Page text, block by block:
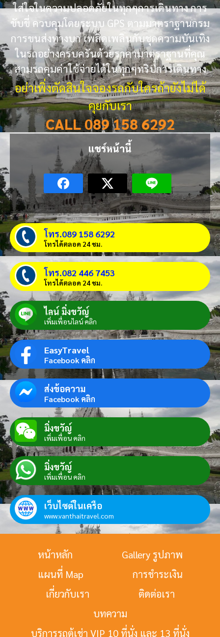
ใส่ใจในความปลอดภัยในทุกๆการเดินทาง การ
ขับขี่ ควบคุมโดยระบบ GPS ตามมาตราฐานกรม
การขนส่งทางบก เพลิดเพลินกับชุดความบันเทิง
ในรถอย่างครบครันด้วยราคามาตราฐานที่คุณ
สามรถคุมค่าใช้จ่ายได้ในทุกๆทริปการเดินทาง
อย่าเพิ่งตัดสินใจจองรถกับใครถ้ายังไม่ได้
คุยกับเรา
CALL 089 158 6292
แชร์หน้านี้
โทร.089 158 6292
โทรได้ตลอด 24 ชม.
โทร.082 446 7453
โทรได้ตลอด 24 ชม.
ไลน์ มิ่งขวัญ์
เพิ่มเพื่อนไลน์ คลิก
EasyTravel
Facebook คลิก
ส่งข้อความ
Facebook คลิก
มิ่งขวัญ์
เพิ่มเพื่อน คลิก
มิ่งขวัญ์
เพิ่มเพื่อน คลิก
เว็บไซต์ในเครือ
www.vanthaitravel.com
หน้าหลัก
Gallery รูปภาพ
แผนที่ Map
การชำระเงิน
เกี่ยวกับเรา
ติดต่อเรา
บทความ
บริการรถตู้เช่า VIP 10 ที่นั่ง และ 13 ที่นั่ง